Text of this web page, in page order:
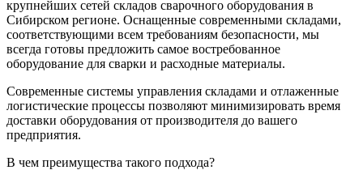
крупнейших сетей складов сварочного оборудования в
Сибирском регионе. Оснащенные современными складами,
соответствующими всем требованиям безопасности, мы
всегда готовы предложить самое востребованное
оборудование для сварки и расходные материалы.
Современные системы управления складами и отлаженные
логистические процессы позволяют минимизировать время
доставки оборудования от производителя до вашего
предприятия.
В чем преимущества такого подхода?